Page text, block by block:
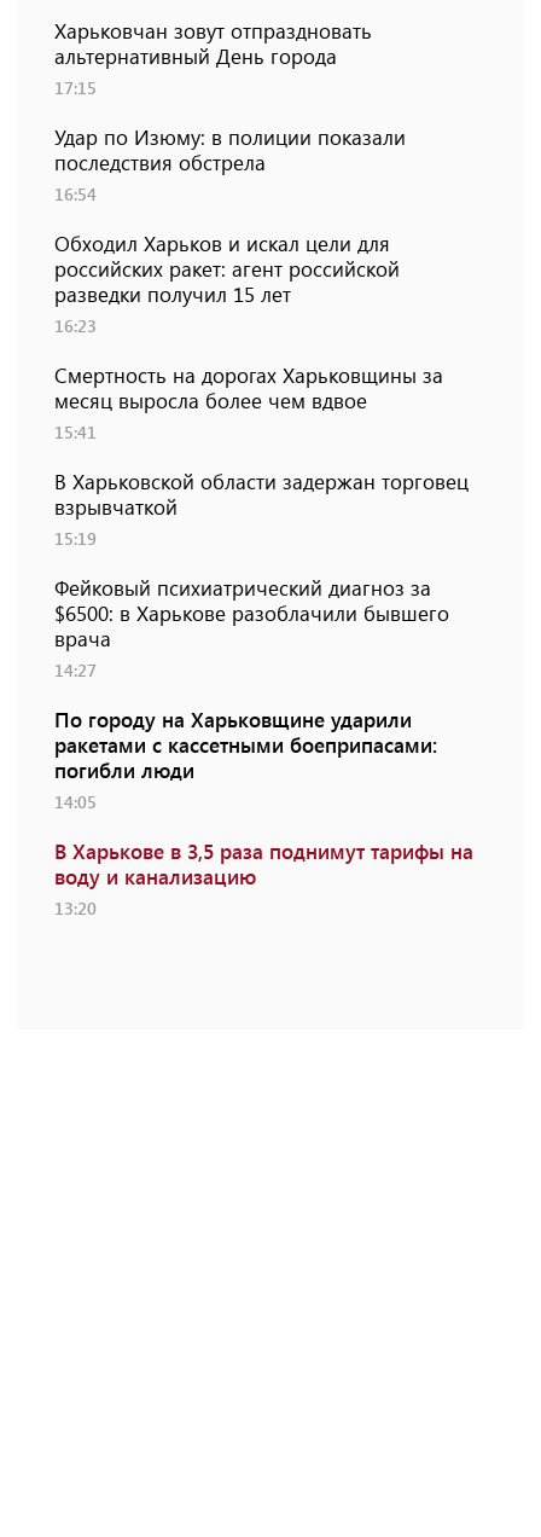
Харьковчан зовут отпраздновать
альтернативный День города
17:15
Удар по Изюму: в полиции показали
последствия обстрела
16:54
Обходил Харьков и искал цели для
российских ракет: агент российской
разведки получил 15 лет
16:23
Смертность на дорогах Харьковщины за
месяц выросла более чем вдвое
15:41
В Харьковской области задержан торговец
взрывчаткой
15:19
Фейковый психиатрический диагноз за
$6500: в Харькове разоблачили бывшего
врача
14:27
По городу на Харьковщине ударили
ракетами с кассетными боеприпасами:
погибли люди
14:05
В Харькове в 3,5 раза поднимут тарифы на
воду и канализацию
13:20